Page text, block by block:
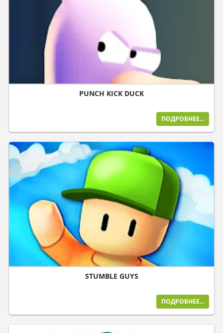
PUNCH KICK DUCK
ПОДРОБНЕЕ...
STUMBLE GUYS
ПОДРОБНЕЕ...